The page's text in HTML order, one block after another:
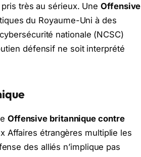
pris très au sérieux. UneOffensive
du Royaume-Uni à des
nationale (NCSC)
défensif ne soit interprété
Offensive britannique contre
Affaires étrangères multiplie les
des alliés n’implique pas